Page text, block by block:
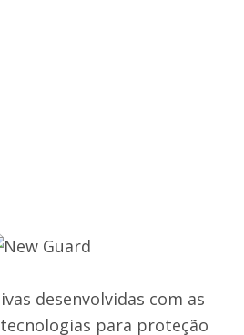
desenvolvidas com as
para proteção